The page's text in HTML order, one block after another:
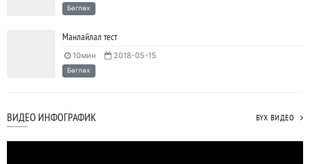
Бөглөх
Манлайлал тест
10мин 2018-05-15
Бөглөх
ВИДЕО ИНФОГРАФИК БҮХ ВИДЕО